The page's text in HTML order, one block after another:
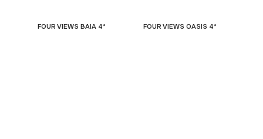
FOUR VIEWS BAIA 4* FOUR VIEWS OASIS 4*